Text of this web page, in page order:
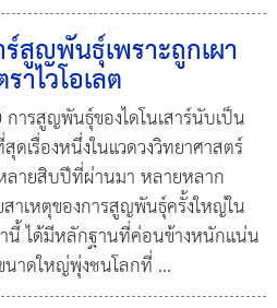
ร์สูญพันธุ์เพราะถูกเผา
าไวโอเลต
ารสูญพันธุ์ของไดโนเสาร์นับเป็น
ดเรื่องหนึ่งในแวดวงวิทยาศาสตร์
ลายสิบปีที่ผ่านมา หลายหลาก
าเหตุของการสูญพันธุ์ครั้งใหญ่ใน
นี้ ได้มีหลักฐานที่ค่อนข้างหนักแน่น
นาดใหญ่พุ่งชนโลกที่ ...